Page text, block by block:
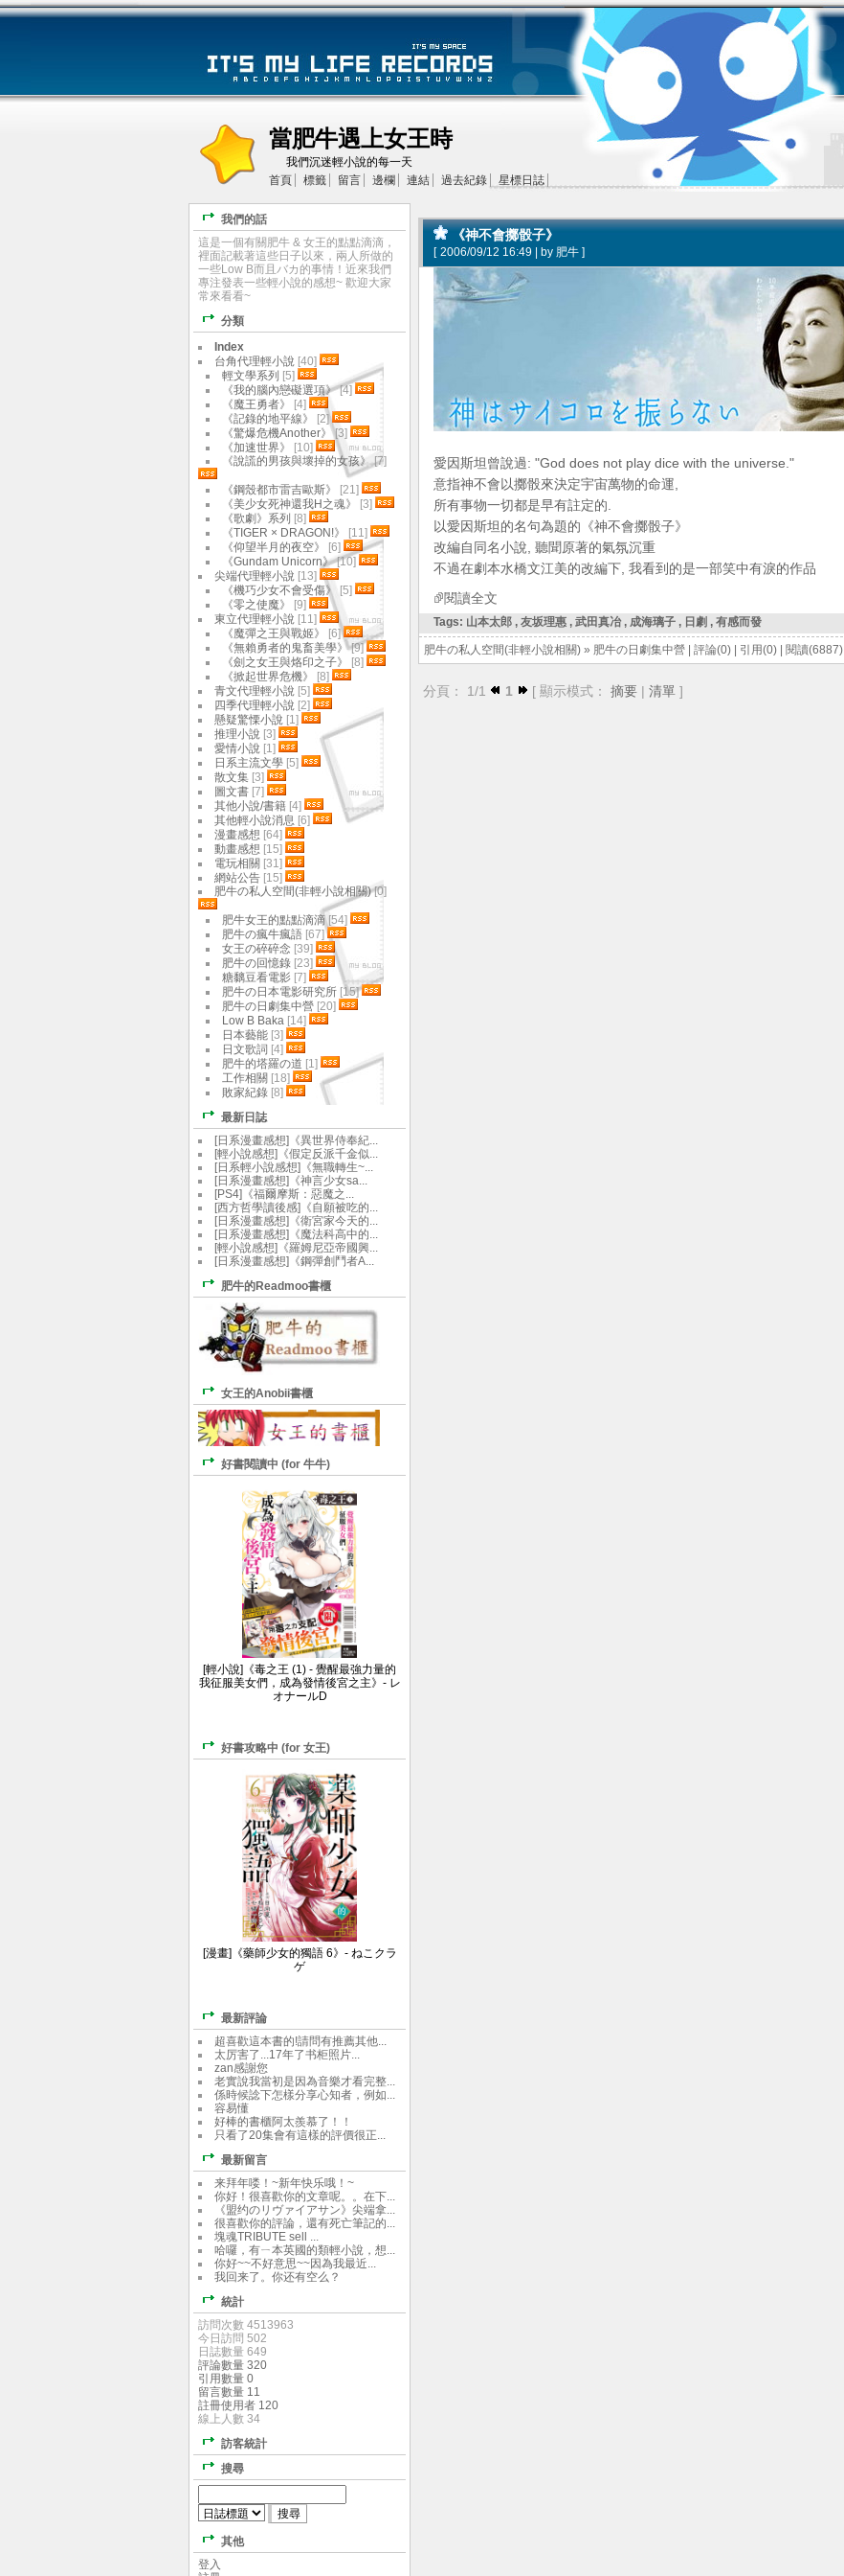
當肥牛遇上女王時
我們沉迷輕小說的每一天
首頁
標籤 留言 邊欄 連結 過去紀錄 星標日誌
《神不會擲骰子》
[ 2006/09/12 16:49 | by 肥牛 ]
愛因斯坦曾說過: "God does not play dice with the universe."
意指神不會以擲骰來決定宇宙萬物的命運,
所有事物一切都是早有註定的.
以愛因斯坦的名句為題的《神不會擲骰子》
改編自同名小說, 聽聞原著的氣氛沉重
不過在劇本水橋文江美的改編下, 我看到的是一部笑中有淚的作品
閱讀全文
Tags: 山本太郎 , 友坂理惠 , 武田真冶, 成海璃子 , 日劇 , 有感而發
肥牛の私人空間(非輕小說相關) » 肥牛の日劇集中營 評論(0) 引用(0) 閱讀(6887)
分頁： 1/1 1 [ 顯示模式： 摘要 | 清單 ]
我們的話
這是一個有關肥牛 & 女王的點點滴滴，
裡面記載著這些日子以來，兩人所做的
一些Low B而且バカ的事情！近來我們
專注發表一些輕小說的感想~ 歡迎大家
常來看看~
分類
Index
台角代理輕小說 [40]
輕文學系列 [5]
《我的腦內戀礙選項》[4]
《魔王勇者》
[4]
《記錄的地平線》
[2]
《驚爆危機Another》[3]
《加速世界》
[10]
《說謊的男孩與壞掉的女孩》[7]
《鋼殼都市雷吉歐斯》
[21]
《美少女死神還我H之魂》
[3]
《歌劇》系列 [8]
《TIGER × DRAGON!》
[11]
《仰望半月的夜空》
[6]
《Gundam Unicorn》[10]
尖端代理輕小說 [13]
《機巧少女不會受傷》
[5]
《零之使魔》
[9]
東立代理輕小說 [11]
《魔彈之王與戰姬》
[6]
《無賴勇者的鬼畜美學》[9]
《劍之女王與烙印之子》
[8]
《掀起世界危機》
[8]
青文代理輕小說 [5]
四季代理輕小說 [2]
懸疑驚慄小說 [1]
推理小說 [3]
愛情小說 [1]
日系主流文學 [5]
散文集 [3]
圖文書 [7]
其他小說/書籍 [4]
其他輕小說消息 [6]
漫畫感想 [64]
動畫感想 [15]
電玩相關 [31]
網站公告 [15]
肥牛の私人空間(非輕小說相關)[0]
肥牛女王的點點滴滴[54]
肥牛の瘋牛瘋語 [67]
女王の碎碎念 [39]
肥牛の回憶錄 [23]
糖黐豆看電影 [7]
肥牛の日本電影研究所 [15]
肥牛の日劇集中營 [20]
Low B Baka [14]
日本藝能 [3]
日文歌詞 [4]
肥牛的塔羅の道 [1]
工作相關 [18]
敗家紀錄 [8]
最新日誌
[日系漫畫感想]《異世界侍奉紀...
[輕小說感想]《假定反派千金似...
[日系輕小說感想]《無職轉生~...
[日系漫畫感想]《神言少女sa...
[PS4]《福爾摩斯：惡魔之...
[西方哲學讀後感]《自願被吃的...
[日系漫畫感想]《衛宮家今天的...
[日系漫畫感想]《魔法科高中的...
[輕小說感想]《羅姆尼亞帝國興...
[日系漫畫感想]《鋼彈創鬥者A...
肥牛的Readmoo書櫃
女王的Anobii書櫃
好書閱讀中 (for 牛牛)
[輕小說]《毒之王 (1) - 覺醒最強力量的
我征服美女們，成為發情後宮之主》- レ
オナールD
好書攻略中 (for 女王)
[漫畫]《藥師少女的獨語 6》- ねこクラ
ゲ
最新評論
超喜歡這本書的!請問有推薦其他...
太厉害了...17年了书柜照片...
zan感謝您
老實說我當初是因為音樂才看完整...
係時候諗下怎樣分享心知者，例如...
容易懂
好棒的書櫃阿太羨慕了！！
只看了20集會有這樣的評價很正...
最新留言
来拜年喽！~新年快乐哦！~
你好！很喜歡你的文章呢。。在下...
《盟约のリヴァイアサン》尖端拿...
很喜歡你的評論，還有死亡筆記的...
塊魂TRIBUTE sell ...
哈囉，有ㄧ本英國的類輕小說，想...
你好~~不好意思~~因為我最近...
我回来了。你还有空么？
統計
訪問次數 4513963
今日訪問 502
日誌數量 649
評論數量 320
引用數量 0
留言數量 11
註冊使用者 120
線上人數 34
訪客統計
搜尋
其他
登入